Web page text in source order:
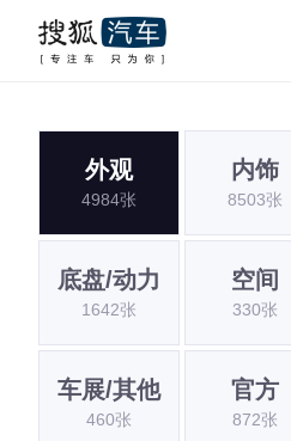
外观
4984张
内饰
8503张
底盘/动力
1642张
空间
330张
车展/其他
460张
官方
872张